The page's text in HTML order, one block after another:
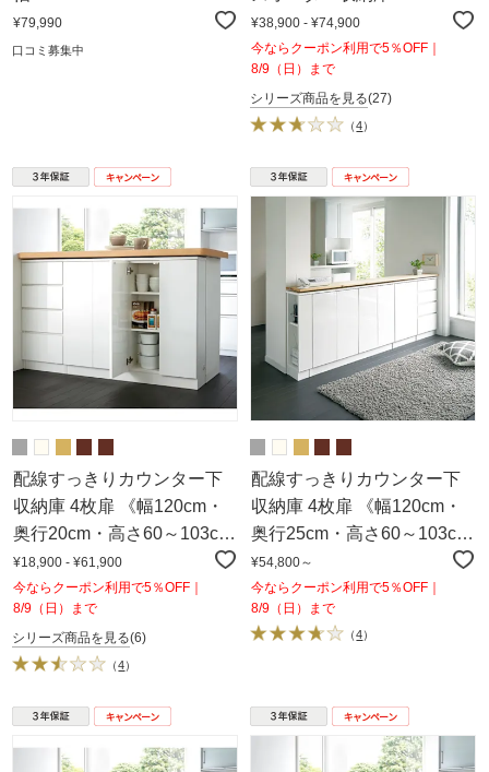
¥79,990
口コミ募集中
¥38,900 - ¥74,900
今ならクーポン利用で5％OFF｜
8/9（日）まで
シリーズ商品を見る(27)
（4）
配線すっきりカウンター下
収納庫 4枚扉 《幅120cm・
奥行20cm・高さ60～103cm
／高さ1cm単位オーダー》
¥18,900 - ¥61,900
今ならクーポン利用で5％OFF｜
8/9（日）まで
シリーズ商品を見る(6)
（4）
配線すっきりカウンター下
収納庫 4枚扉 《幅120cm・
奥行25cm・高さ60～103cm
／高さ1cm単位オーダー》
¥54,800～
今ならクーポン利用で5％OFF｜
8/9（日）まで
（4）